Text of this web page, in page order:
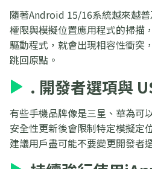
隨著Android 15/16系統越來越
權限與模擬位置應用程式的掃描
驅動程式，就會出現相容性衝突
跳回原點。
. 開發者選項與
有些手機品牌像是三星、華為可
安全性更新後會限制特定模擬定
建議用戶盡可能不要變更開發者